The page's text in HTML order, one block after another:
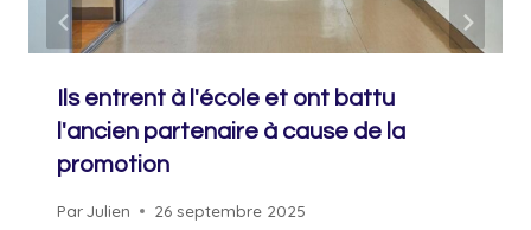
Ils entrent à l'école et ont battu
l'ancien partenaire à cause de la
promotion
ParJulien 26 septembre 2025